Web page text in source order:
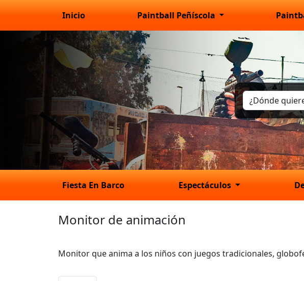
Inicio Paintball Peñíscola
Fiesta En Barco Espectáculos
Monitor de animación
Monitor que anima a los niños con juegos tradicionales,